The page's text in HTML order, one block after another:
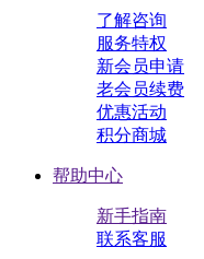
了解咨询
服务特权
新会员申请
老会员续费
优惠活动
积分商城
帮助中心
新手指南
联系客服